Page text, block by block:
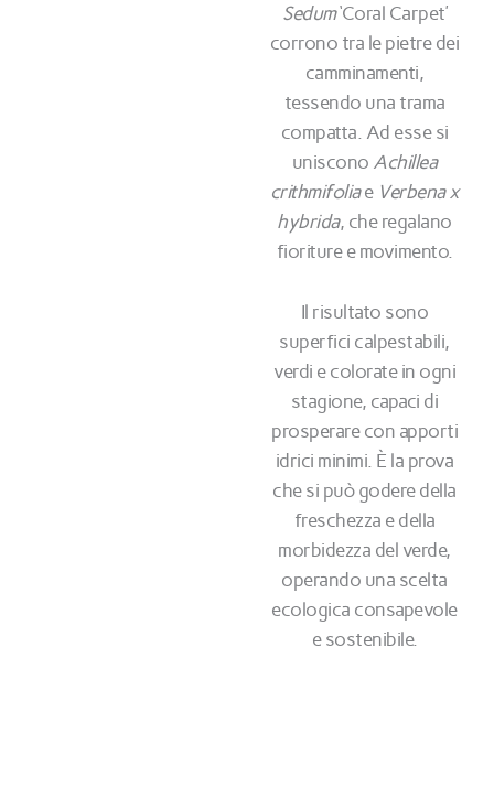
Sedum‘Coral Carpet’
corrono tra le pietre dei
camminamenti,
tessendo una trama
compatta. Ad esse si
uniscono Achillea
crithmifoliae Verbena x
hybrida, che regalano
fioriture e movimento.
Il risultato sono
superfici calpestabili,
verdi e colorate in ogni
stagione, capaci di
prosperare con apporti
idrici minimi. È la prova
che si può godere della
freschezza e della
morbidezza del verde,
operando una scelta
ecologica consapevole
e sostenibile.